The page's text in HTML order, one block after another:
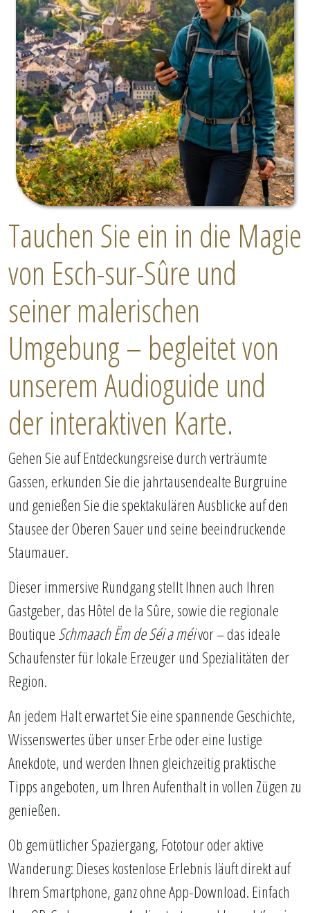
Tauchen Sie ein in die Magie
von Esch-sur-Sûre und
seiner malerischen
Umgebung – begleitet von
unserem Audioguide und
der interaktiven Karte.
Gehen Sie auf Entdeckungsreise durch verträumte
Gassen, erkunden Sie die jahrtausendealte Burgruine
und genießen Sie die spektakulären Ausblicke auf den
Stausee der Oberen Sauer und seine beeindruckende
Staumauer.
Dieser immersive Rundgang stellt Ihnen auch Ihren
Gastgeber, das Hôtel de la Sûre, sowie die regionale
BoutiqueSchmaach Ëm de Séi a méivor – das ideale
Schaufenster für lokale Erzeuger und Spezialitäten der
Region.
An jedem Halt erwartet Sie eine spannende Geschichte,
Wissenswertes über unser Erbe oder eine lustige
Anekdote, und werden Ihnen gleichzeitig praktische
Tipps angeboten, um Ihren Aufenthalt in vollen Zügen zu
genießen.
Ob gemütlicher Spaziergang, Fototour oder aktive
Wanderung: Dieses kostenlose Erlebnis läuft direkt auf
Ihrem Smartphone, ganz ohne App-Download. Einfach